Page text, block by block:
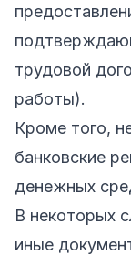
трудовой
работы).
Кроме того,
банковские
денежных
В некоторых
иные